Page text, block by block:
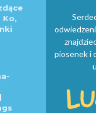
Ko,
piosenek i